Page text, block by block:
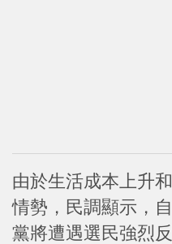
由於生活成本上升
情勢，民調顯示，
黨將遭遇選民強烈